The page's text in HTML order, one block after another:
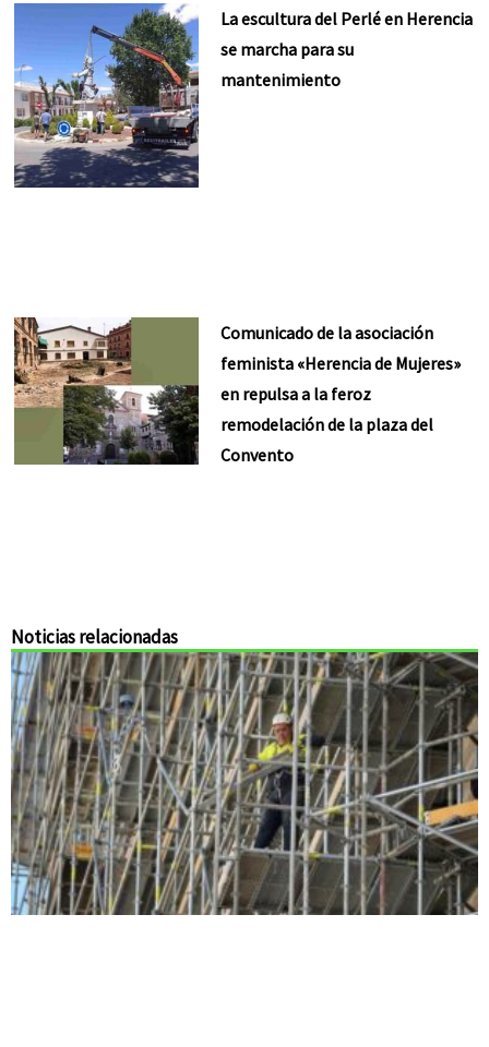
La escultura del Perlé en Herencia
se marcha para su
mantenimiento
Comunicado de la asociación
feminista «Herencia de Mujeres»
en repulsa a la feroz
remodelación de la plaza del
Convento
Noticias relacionadas